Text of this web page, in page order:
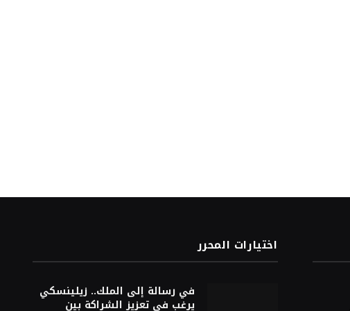
اختيارات المحرر
في رسالة إلى الملك.. زيلينسكي
يرغب في تعزيز الشراكة بين